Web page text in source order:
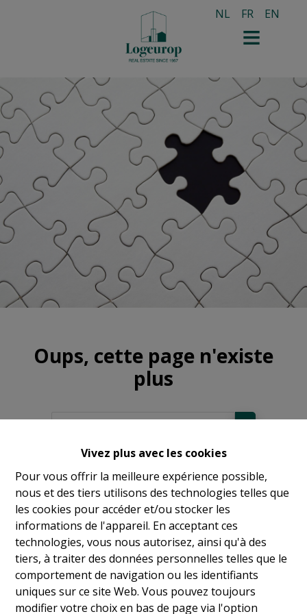
Vivez plus avec les cookies
Pour vous offrir la meilleure expérience possible,
nous et des tiers utilisons des technologies telles que
les cookies pour accéder et/ou stocker les
informations de l'appareil. En acceptant ces
technologies, vous nous autorisez, ainsi qu'à des
tiers, à traiter des données personnelles telles que le
comportement de navigation ou les identifiants
uniques sur ce site Web. Vous pouvez toujours
modifier votre choix en bas de page via l'option
NL FR EN
Oups, cette page n'existe
plus
À Vendre
À Louer